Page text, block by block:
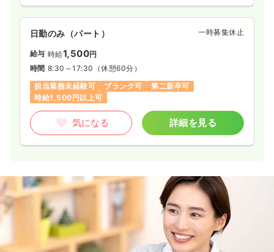
日勤のみ（パート） 一時募集休止
給与 時給1,500円
時間 8:30～17:30 （休憩60分）
担当業務未経験可
ブランク可
第二新卒可
時給1,500円以上可
気になる 詳細を見る